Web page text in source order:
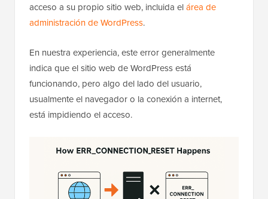
acceso a su propio sitio web, incluida elárea de
administración de WordPress.
En nuestra experiencia, este error generalmente
indica que el sitio web de WordPress está
funcionando, pero algo del lado del usuario,
usualmente el navegador o la conexión a internet,
está impidiendo el acceso.